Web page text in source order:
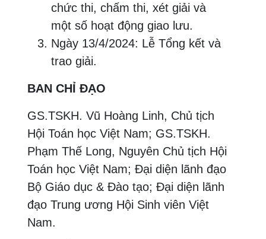
chức thi, chấm thi, xét giải và
một số hoạt động giao lưu.
Ngày 13/4/2024: Lễ Tổng kết và
trao giải.
BAN CHỈ ĐẠO
GS.TSKH. Vũ Hoàng Linh, Chủ tịch
Hội Toán học Việt Nam; GS.TSKH.
Phạm Thế Long, Nguyên Chủ tịch Hội
Toán học Việt Nam; Đại diện lãnh đạo
Bộ Giáo dục & Đào tạo; Đại diện lãnh
đạo Trung ương Hội Sinh viên Việt
Nam.